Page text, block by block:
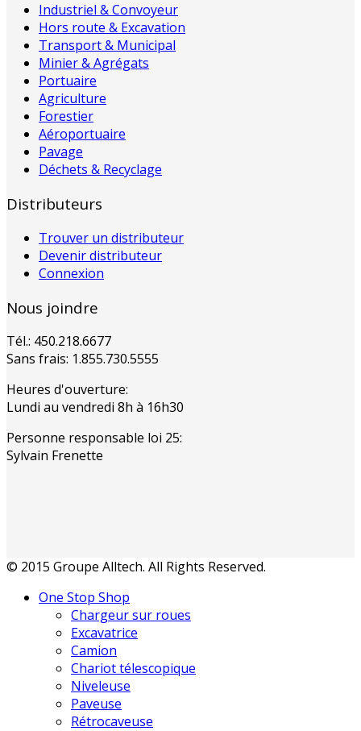
Industriel & Convoyeur
Hors route & Excavation
Transport & Municipal
Minier & Agrégats
Portuaire
Agriculture
Forestier
Aéroportuaire
Pavage
Déchets & Recyclage
Distributeurs
Trouver un distributeur
Devenir distributeur
Connexion
Nous joindre
Tél.: 450.218.6677
Sans frais: 1.855.730.5555
Heures d'ouverture:
Lundi au vendredi 8h à 16h30
Personne responsable loi 25:
Sylvain Frenette
© 2015 Groupe Alltech. All Rights Reserved.
One Stop Shop
Chargeur sur roues
Excavatrice
Camion
Chariot télescopique
Niveleuse
Paveuse
Rétrocaveuse